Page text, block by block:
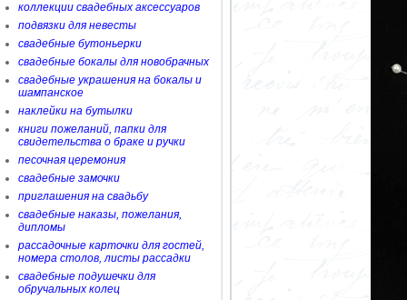
коллекции свадебных аксессуаров
подвязки для невесты
свадебные бутоньерки
свадебные бокалы для новобрачных
свадебные украшения на бокалы и
шампанское
наклейки на бутылки
книги пожеланий, папки для
свидетельства о браке и ручки
песочная церемония
свадебные замочки
приглашения на свадьбу
свадебные наказы, пожелания,
дипломы
рассадочные карточки для гостей,
номера столов, листы рассадки
свадебные подушечки для
обручальных колец